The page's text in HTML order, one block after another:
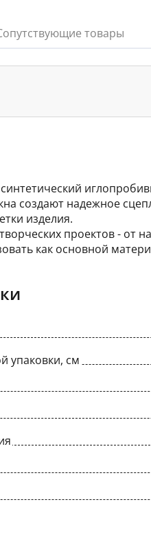
товары
создают надежное
изделия.
проектов - от
как основной
упаковки, см